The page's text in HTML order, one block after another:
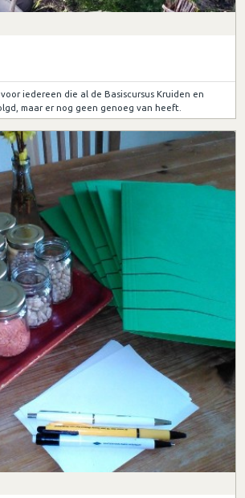
iedereen die al de Basiscursus Kruiden en
maar er nog geen genoeg van heeft.